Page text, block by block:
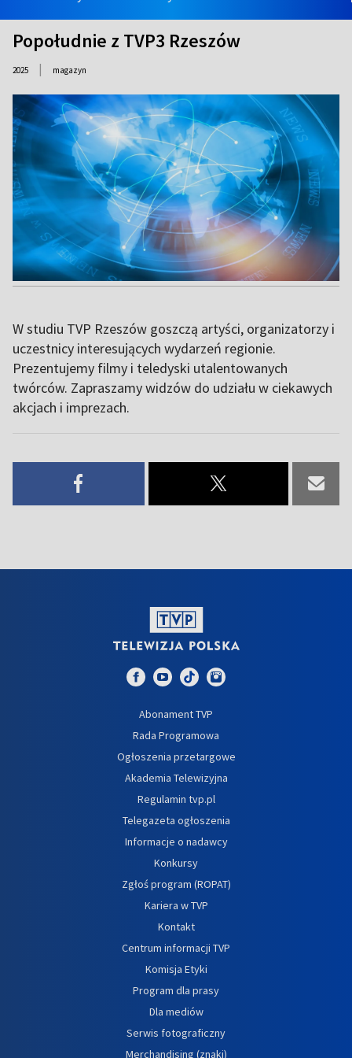
Popołudnie z TVP3 Rzeszów
2025 | magazyn
W studiu TVP Rzeszów goszczą artyści, organizatorzy i
uczestnicy interesujących wydarzeń regionie.
Prezentujemy filmy i teledyski utalentowanych
twórców. Zapraszamy widzów do udziału w ciekawych
akcjach i imprezach.
Abonament TVP
Rada Programowa
Ogłoszenia przetargowe
Akademia Telewizyjna
Regulamin tvp.pl
Telegazeta ogłoszenia
Informacje o nadawcy
Konkursy
Zgłoś program (ROPAT)
Kariera w TVP
Kontakt
Centrum informacji TVP
Komisja Etyki
Program dla prasy
Dla mediów
Serwis fotograficzny
Merchandising (znaki)